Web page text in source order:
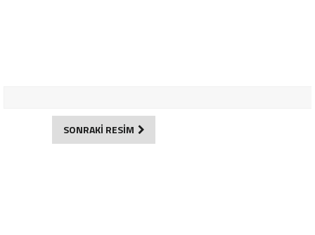
SONRAKİ RESİM